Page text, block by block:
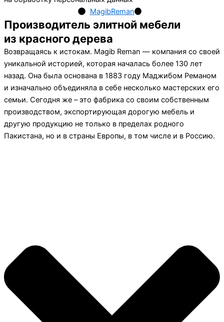
MagibReman
Производитель элитной мебели
из красного дерева
Возвращаясь к истокам. Magib Reman — компания со своей
уникальной историей, которая началась более 130 лет
назад. Она была основана в 1883 году Маджибом Реманом
и изначально объединяла в себе несколько мастерских его
семьи. Сегодня же – это фабрика со своим собственным
производством, экспортирующая дорогую мебель и
другую продукцию не только в пределах родного
Пакистана, но и в страны Европы, в том числе и в Россию.